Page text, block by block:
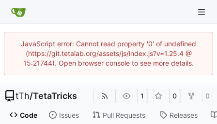
JavaScript error: Cannot read property '0' of undefined
(https://git.tetalab.org/assets/js/index.js?v=1.25.4 @
15:21744). Open browser console to see more details.
tTh/TetaTricks 1 0 0
Code Issues Pull Requests Releases